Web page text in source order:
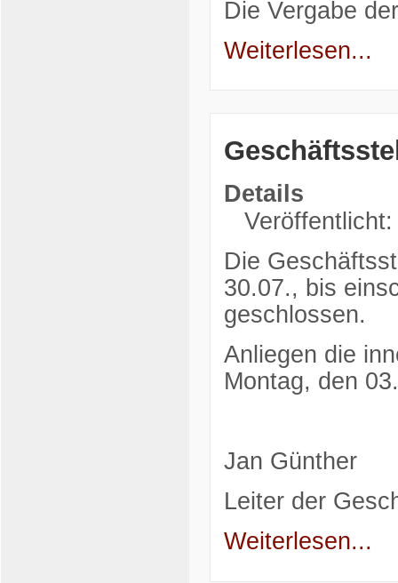
Die Vergabe
Weiterlesen...
Details
Die
30.07., bis
geschlossen.
Anliegen die
Montag, den
Jan Günther
Leiter der
Weiterlesen...